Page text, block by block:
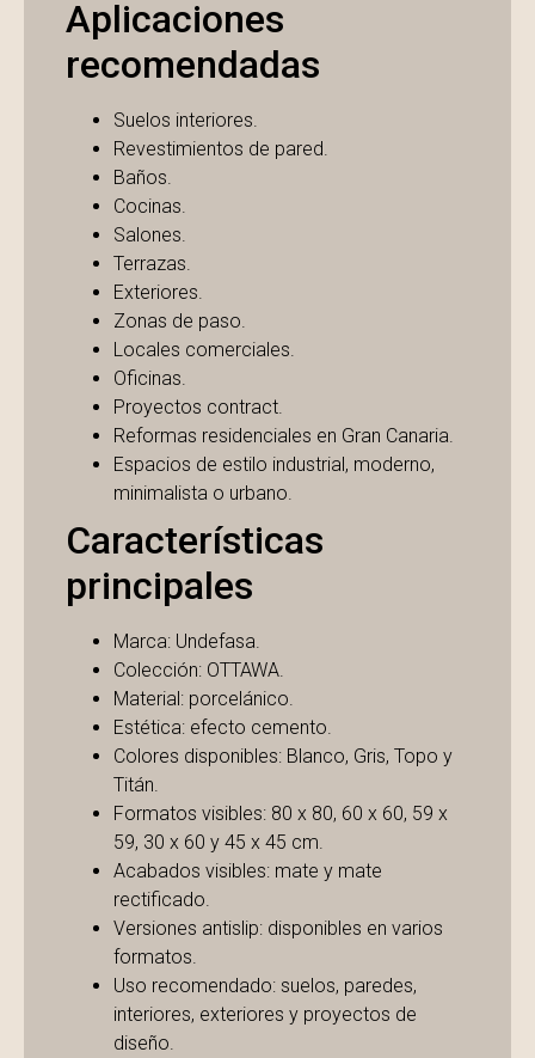
Aplicaciones
recomendadas
Suelos interiores.
Revestimientos de pared.
Baños.
Cocinas.
Salones.
Terrazas.
Exteriores.
Zonas de paso.
Locales comerciales.
Oficinas.
Proyectos contract.
Reformas residenciales en Gran Canaria.
Espacios de estilo industrial, moderno,
minimalista o urbano.
Características
principales
Marca: Undefasa.
Colección: OTTAWA.
Material: porcelánico.
Estética: efecto cemento.
Colores disponibles: Blanco, Gris, Topo y
Titán.
Formatos visibles: 80 x 80, 60 x 60, 59 x
59, 30 x 60 y 45 x 45 cm.
Acabados visibles: mate y mate
rectificado.
Versiones antislip: disponibles en varios
formatos.
Uso recomendado: suelos, paredes,
interiores, exteriores y proyectos de
diseño.